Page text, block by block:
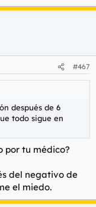
#467
después de 6
todo sigue en
por tu médico?
del negativo de
el miedo.